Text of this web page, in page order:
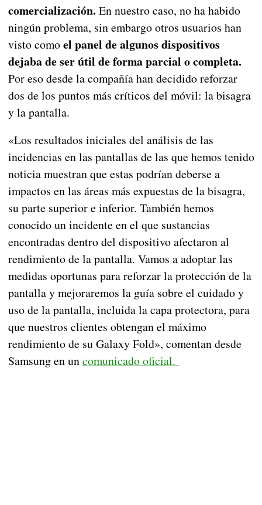
comercialización. En nuestro caso, no ha habido
ningún problema, sin embargo otros usuarios han
visto comoel panel de algunos dispositivos
dejaba de ser útil de forma parcial o completa.
Por eso desde la compañía han decidido reforzar
dos de los puntos más críticos del móvil: la bisagra
y la pantalla.
«Los resultados iniciales del análisis de las
incidencias en las pantallas de las que hemos tenido
noticia muestran que estas podrían deberse a
impactos en las áreas más expuestas de la bisagra,
su parte superior e inferior. También hemos
conocido un incidente en el que sustancias
encontradas dentro del dispositivo afectaron al
rendimiento de la pantalla. Vamos a adoptar las
medidas oportunas para reforzar la protección de la
pantalla y mejoraremos la guía sobre el cuidado y
uso de la pantalla, incluida la capa protectora, para
que nuestros clientes obtengan el máximo
rendimiento de su Galaxy Fold», comentan desde
Samsung en uncomunicado oficial.